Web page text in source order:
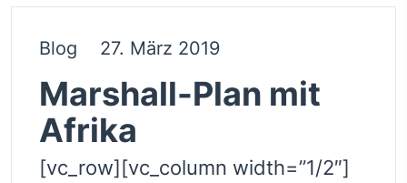
Blog 27. März 2019
Marshall-Plan mit
Afrika
[vc_row][vc_column width=”1/2″]